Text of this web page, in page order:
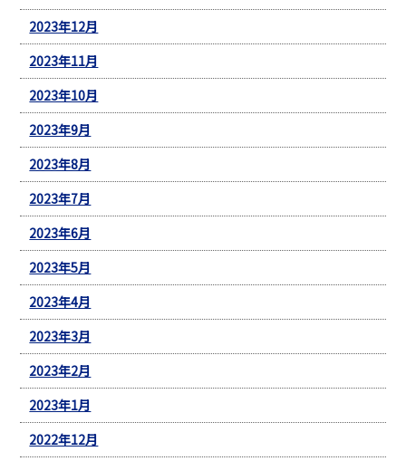
2023年12月
2023年11月
2023年10月
2023年9月
2023年8月
2023年7月
2023年6月
2023年5月
2023年4月
2023年3月
2023年2月
2023年1月
2022年12月